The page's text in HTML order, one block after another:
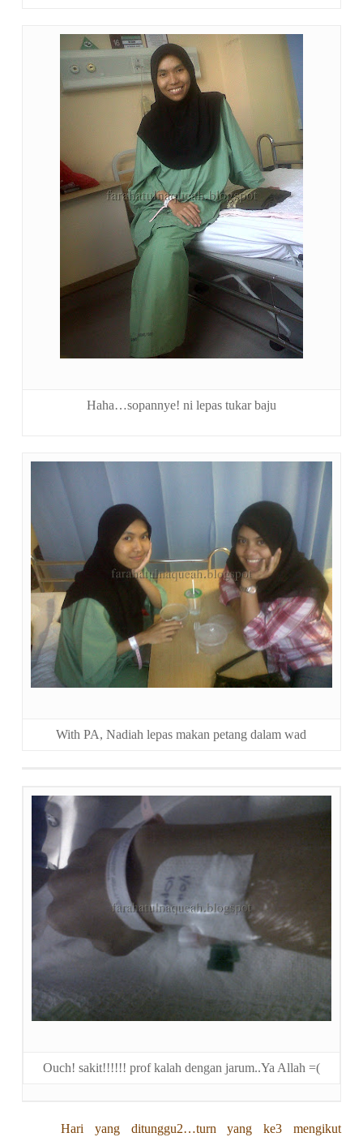
Haha…sopannye! ni lepas tukar baju
With PA, Nadiah lepas makan petang dalam wad
Ouch! sakit!!!!!! prof kalah dengan jarum..Ya Allah =(
Hari yang ditunggu2…turn yang ke3 mengikut